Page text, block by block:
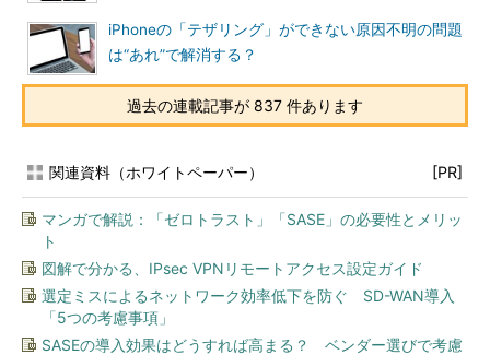
iPhoneの「テザリング」ができない原因不明の問題
は“あれ”で解消する？
過去の連載記事が 837 件あります
関連資料（ホワイトペーパー） [PR]
マンガで解説：「ゼロトラスト」「SASE」の必要性とメリッ
ト
図解で分かる、IPsec VPNリモートアクセス設定ガイド
選定ミスによるネットワーク効率低下を防ぐ SD-WAN導入
「5つの考慮事項」
SASEの導入効果はどうすれば高まる？ ベンダー選びで考慮